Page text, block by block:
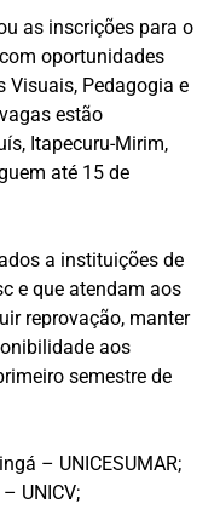
as inscrições para o
oportunidades
Visuais, Pedagogia e
estão
Itapecuru-Mirim,
até 15 de
a instituições de
e que atendam aos
reprovação, manter
aos
semestre de
– UNICESUMAR;
UNICV;